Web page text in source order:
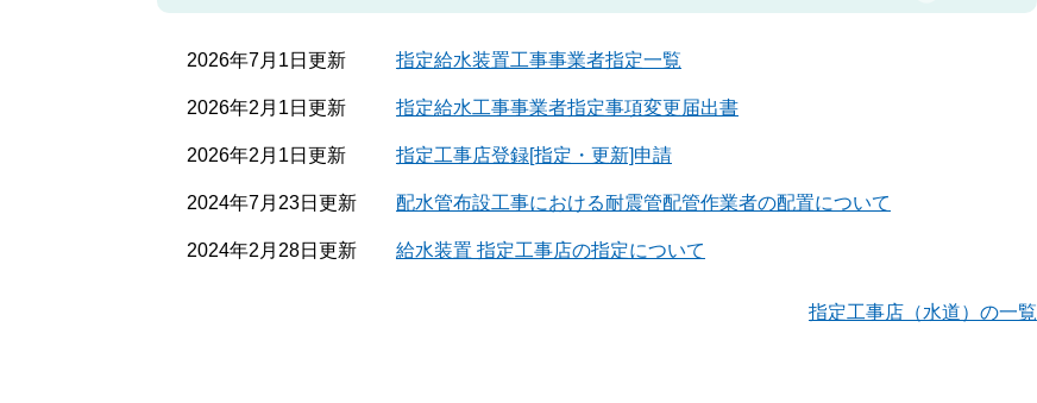
2026年7月1日更新 指定給水装置工事事業者指定一覧
2026年2月1日更新 指定給水工事事業者指定事項変更届出書
2026年2月1日更新 指定工事店登録[指定・更新]申請
2024年7月23日更新 配水管布設工事における耐震管配管作業者の配置について
2024年2月28日更新 給水装置 指定工事店の指定について
指定工事店（水道）の一覧